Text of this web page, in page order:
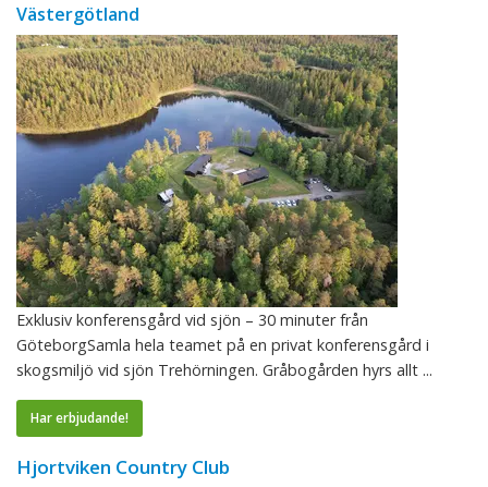
Västergötland
Exklusiv konferensgård vid sjön – 30 minuter från
GöteborgSamla hela teamet på en privat konferensgård i
skogsmiljö vid sjön Trehörningen. Gråbogården hyrs allt ...
Har erbjudande!
Hjortviken Country Club